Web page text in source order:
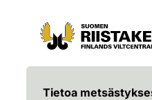
Siirry sisältöön
Siirry sivustokarttaan
Tietoa